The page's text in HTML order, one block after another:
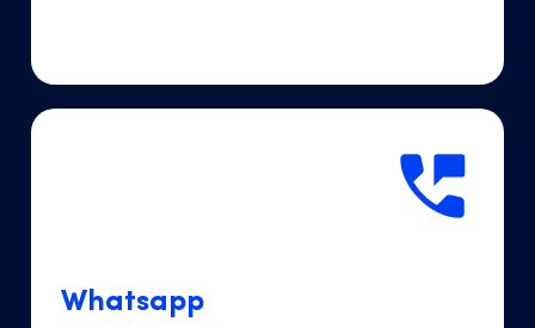
Whatsapp